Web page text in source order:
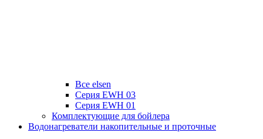
Все elsen
Серия EWH 03
Серия EWH 01
Комплектующие для бойлера
Водонагреватели накопительные и проточные